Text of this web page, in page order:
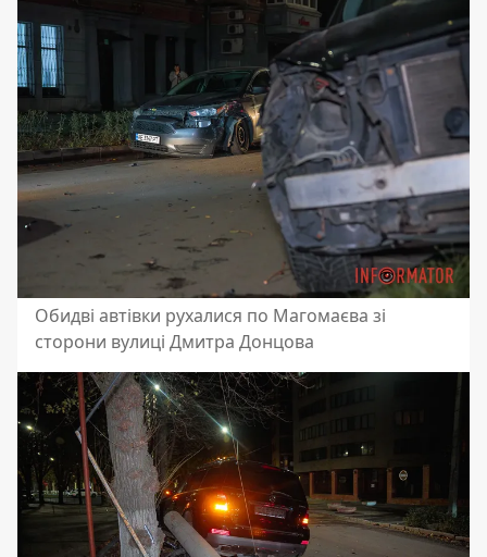
Обидві автівки рухалися по Магомаєва зі
сторони вулиці Дмитра Донцова